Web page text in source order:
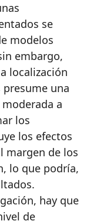
se
modelos
embargo,
localización
una
a
los
los efectos
margen de los
lo que podría,
hay que
de